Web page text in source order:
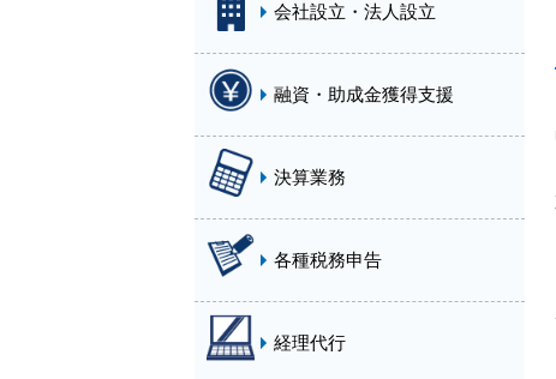
会社設立・法人設立
融資・助成金獲得支援
決算業務
各種税務申告
経理代行